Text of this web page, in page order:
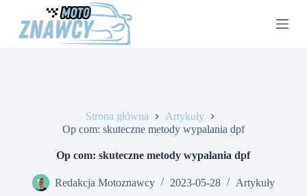
Strona główna
Artykuły
Op com: skuteczne metody wypalania dpf
Op com: skuteczne metody wypalania dpf
Redakcja Motoznawcy 2023-05-28 Artykuły